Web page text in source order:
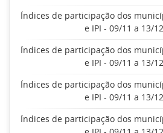
Índices de participação dos
e IPI - 09/11 a 13/
Índices de participação dos
e IPI - 09/11 a 13/
Índices de participação dos
e IPI - 09/11 a 13/
Índices de participação dos